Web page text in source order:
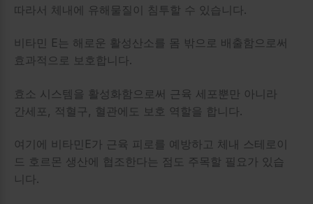
따라서 체내에 유해물질이 침투할 수 있습니다.
비타민 E는 해로운 활성산소를 몸 밖으로 배출함으로써
효과적으로 보호합니다.
효소 시스템을 활성화함으로써 근육 세포뿐만 아니라
간세포, 적혈구, 혈관에도 보호 역할을 합니다.
여기에 비타민E가 근육 피로를 예방하고 체내 스테로이
드 호르몬 생산에 협조한다는 점도 주목할 필요가 있습
니다.